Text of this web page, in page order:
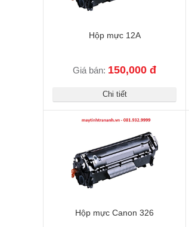
Hộp mực 12A
Giá bán: 150,000 đ
Chi tiết
Hộp mực Canon 326